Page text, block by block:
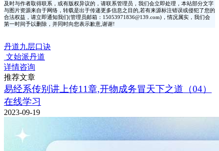
及时与作者取得联系，或有版权异议的，请联系管理员，我们会立即处理，本站部分文字
与图片资源来自于网络，转载是出于传递更多信息之目的,若有来源标注错误或侵犯了您的
合法权益，请立即通知我们(管理员邮箱：15053971836@139.com)，情况属实，我们会
第一时间予以删除，并同时向您表示歉意,谢谢!
丹道九层口诀
文始派丹道
详情咨询
推荐文章
易经系传别讲上传11章,开物成务冒天下之道（04）
在线学习
2023-09-19